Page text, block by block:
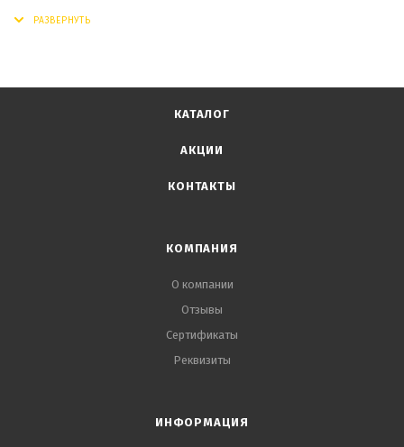
КАТАЛОГ
АКЦИИ
КОНТАКТЫ
КОМПАНИЯ
О компании
Отзывы
Сертификаты
Реквизиты
ИНФОРМАЦИЯ